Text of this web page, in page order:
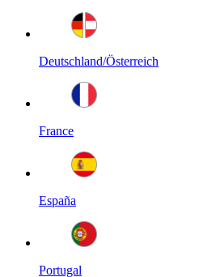
Deutschland/Österreich
France
España
Portugal